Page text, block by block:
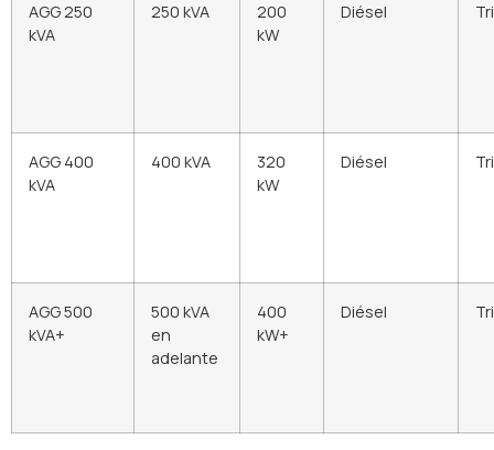
AGG 250
kVA
250 kVA
200
kW
Diésel
AGG 400
kVA
400 kVA
320
kW
Diésel
AGG 500
kVA+
500 kVA
en
adelante
400
kW+
Diésel